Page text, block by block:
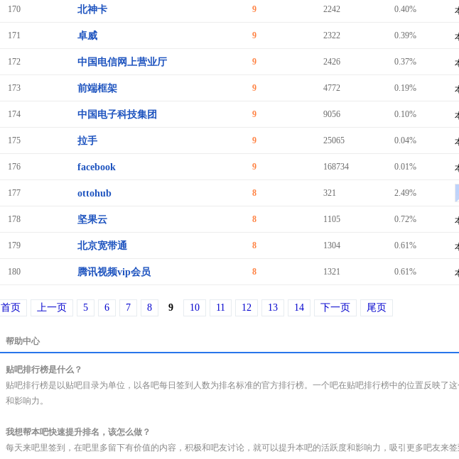
170 北神卡 9 2242 0.40%
171 卓威 9 2322 0.39%
172 中国电信网上营业厅 9 2426 0.37%
173 前端框架 9 4772 0.19%
174 中国电子科技集团 9 9056 0.10%
175 拉手 9 25065 0.04%
176 facebook 9 168734 0.01%
177 ottohub 8 321 2.49%
178 坚果云 8 1105 0.72%
179 北京宽带通 8 1304 0.61%
180 腾讯视频vip会员 8 1321 0.61%
首页 上一页 5 6 7 8 9 10 11 12 13 14 下一页 尾页
帮助中心
贴吧排行榜是什么？
贴吧排行榜是以贴吧目录为单位，以各吧每日签到人数为排名标准的官方排行榜。一个吧在贴吧排行榜中的位置反映了
和影响力。
我想帮本吧快速提升排名，该怎么做？
每天来吧里签到，在吧里多留下有价值的内容，积极和吧友讨论，就可以提升本吧的活跃度和影响力，吸引更多吧友来